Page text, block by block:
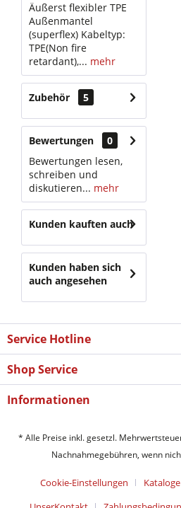
Äußerst flexibler TPE
Außenmantel
(superflex) Kabeltyp:
TPE(Non fire
retardant),... mehr
Zubehör 5
Bewertungen
0
Bewertungen lesen,
schreiben und
diskutieren... mehr
Kunden kauften auch
Kunden haben sich
auch angesehen
Service Hotline
Shop Service
Informationen
* Alle Preise inkl. gesetzl.
Nachnahmegebühren, wenn
Cookie-Einstellungen